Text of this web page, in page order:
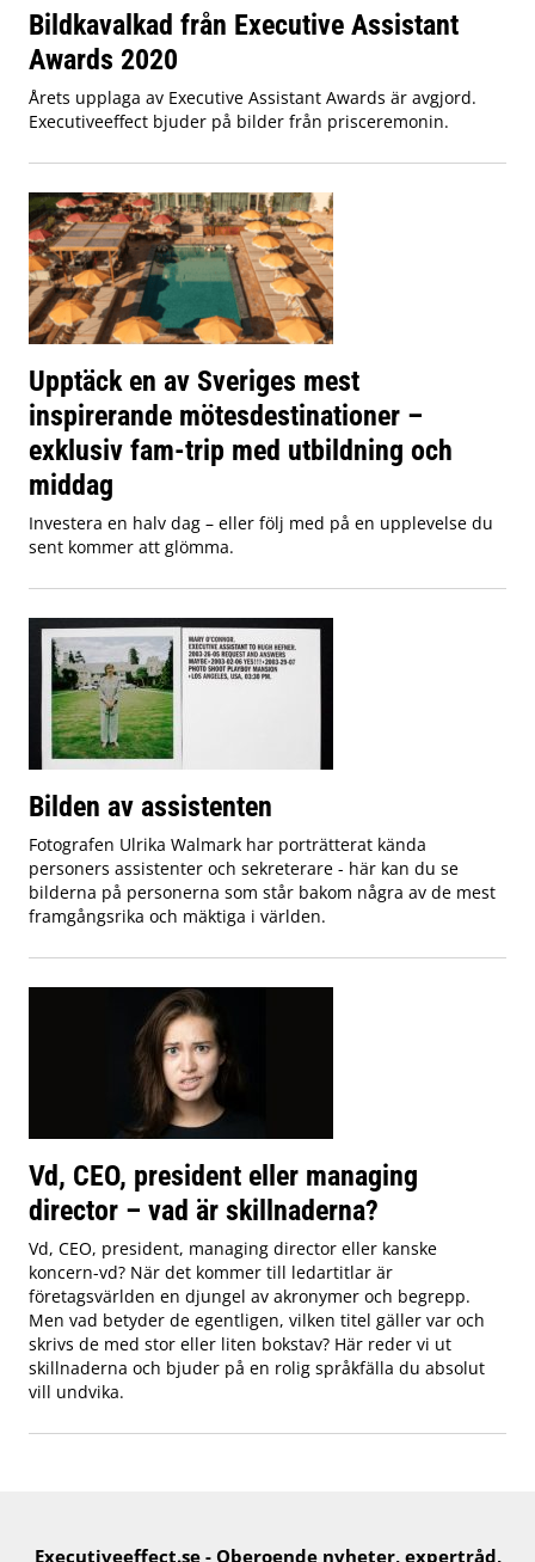
Bildkavalkad från Executive Assistant
Awards 2020
Årets upplaga av Executive Assistant Awards är avgjord.
Executiveeffect bjuder på bilder från prisceremonin.
Upptäck en av Sveriges mest
inspirerande mötesdestinationer –
exklusiv fam-trip med utbildning och
middag
Investera en halv dag – eller följ med på en upplevelse du
sent kommer att glömma.
Bilden av assistenten
Fotografen Ulrika Walmark har porträtterat kända
personers assistenter och sekreterare - här kan du se
bilderna på personerna som står bakom några av de mest
framgångsrika och mäktiga i världen.
Vd, CEO, president eller managing
director – vad är skillnaderna?
Vd, CEO, president, managing director eller kanske
koncern-vd? När det kommer till ledartitlar är
företagsvärlden en djungel av akronymer och begrepp.
Men vad betyder de egentligen, vilken titel gäller var och
skrivs de med stor eller liten bokstav? Här reder vi ut
skillnaderna och bjuder på en rolig språkfälla du absolut
vill undvika.
Executiveeffect.se - Oberoende nyheter, expertråd,